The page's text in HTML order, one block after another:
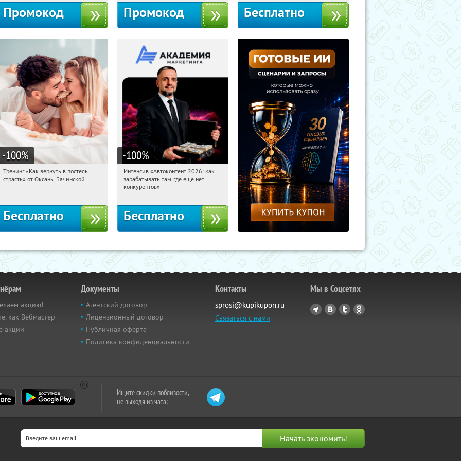
Промокод Промокод Бесплатно
-100%
14:34:29 Получили:
Тренинг «Как вернуть в постель
страсть» от Оксаны Бачинской
Бесплатно
-100%
14:34:29 Получили:
Россия
Интенсив «Автоконтент 2026: как
зарабатывать там, где еще нет
конкурентов»
Бесплатно
акцию!
как Вебмастер
акции
Документы
Агентский договор
Лицензионный договор
Публичная оферта
Политика конфиденциальности
Контакты
sprosi@kupikupon.ru
Связаться с нами
Мы в Соцсетях
Ищите скидки поблизости,
не выходя из чата: